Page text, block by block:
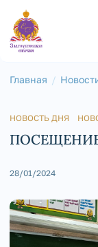
Главная
НОВОСТЬ ДНЯ
28/01/2024